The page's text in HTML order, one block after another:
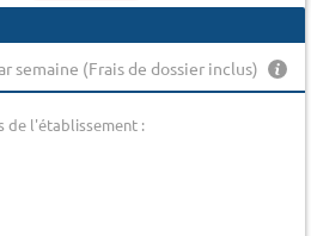
semaine (Frais de dossier inclus)
de l'établissement :